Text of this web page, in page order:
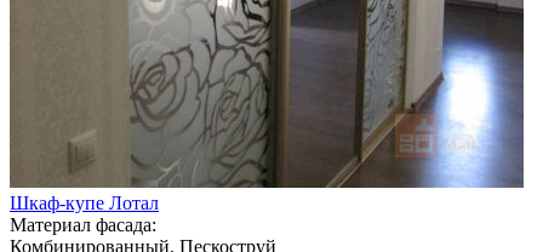
Шкаф-купе Лотал
Материал фасада:
Комбинированный, Пескоструй